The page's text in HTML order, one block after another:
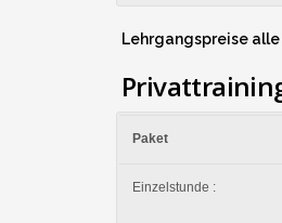
Lehrgangspreise
Paket
Einzelstunde :